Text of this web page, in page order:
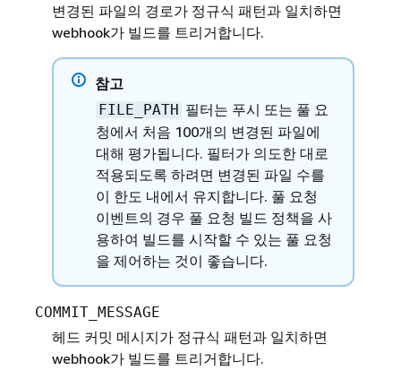
변경된 파일의 경로가 정규식 패턴과 일치하면
webhook가 빌드를 트리거합니다.
참고
FILE_PATH 필터는 푸시 또는 풀 요
청에서 처음 100개의 변경된 파일에
대해 평가됩니다. 필터가 의도한 대로
적용되도록 하려면 변경된 파일 수를
이 한도 내에서 유지합니다. 풀 요청
이벤트의 경우 풀 요청 빌드 정책을 사
용하여 빌드를 시작할 수 있는 풀 요청
을 제어하는 것이 좋습니다.
COMMIT_MESSAGE
헤드 커밋 메시지가 정규식 패턴과 일치하면
webhook가 빌드를 트리거합니다.